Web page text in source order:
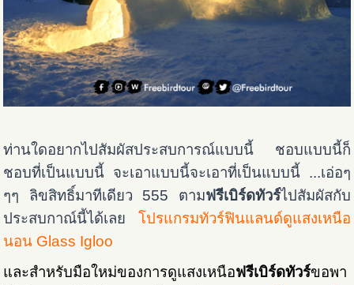
ท่านใดอยากไปสัมผัสประสบการณ์แบบนี้ ชอบแบบนี้ก็
ชอบที่เป็นแบบนี้ จะเอาแบบนี้จะเอาที่เป็นแบบนี้ ...เอ่อๆ
ๆๆ ลิขสิทธิ์มาทีเดียว 555 ตามฟรีเบิร์ดทัวร์ไปสัมผัสกับ
ประสบกาณ์นี้ได้เลย โปรแกรมทัวร์ฟินแลนด์ดูแสงเหนือ
นอน Glass Igloo
และสำหรับมือใหม่ของการดูแสงเหนือฟรีเบิร์ดทัวร์ขอพา